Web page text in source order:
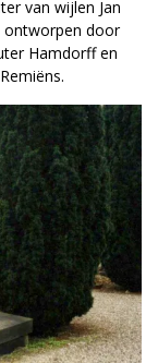
van wijlen Jan
ontworpen door
Hamdorff en